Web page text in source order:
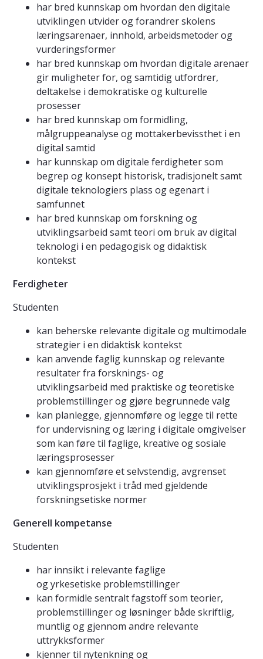
har bred kunnskap om hvordan den digitale
utviklingen utvider og forandrer skolens
læringsarenaer, innhold, arbeidsmetoder og
vurderingsformer
har bred kunnskap om hvordan digitale arenaer
gir muligheter for, og samtidig utfordrer,
deltakelse i demokratiske og kulturelle
prosesser
har bred kunnskap om formidling,
målgruppeanalyse og mottakerbevissthet i en
digital samtid
har kunnskap om digitale ferdigheter som
begrep og konsept historisk, tradisjonelt samt
digitale teknologiers plass og egenart i
samfunnet
har bred kunnskap om forskning og
utviklingsarbeid samt teori om bruk av digital
teknologi i en pedagogisk og didaktisk
kontekst
Ferdigheter
Studenten
kan beherske relevante digitale og multimodale
strategier i en didaktisk kontekst
kan anvende faglig kunnskap og relevante
resultater fra forsknings- og
utviklingsarbeid med praktiske og teoretiske
problemstillinger og gjøre begrunnede valg
kan planlegge, gjennomføre og legge til rette
for undervisning og læring i digitale omgivelser
som kan føre til faglige, kreative og sosiale
læringsprosesser
kan gjennomføre et selvstendig, avgrenset
utviklingsprosjekt i tråd med gjeldende
forskningsetiske normer
Generell kompetanse
Studenten
har innsikt i relevante faglige
og yrkesetiske problemstillinger
kan formidle sentralt fagstoff som teorier,
problemstillinger og løsninger både skriftlig,
muntlig og gjennom andre relevante
uttrykksformer
kjenner til nytenkning og